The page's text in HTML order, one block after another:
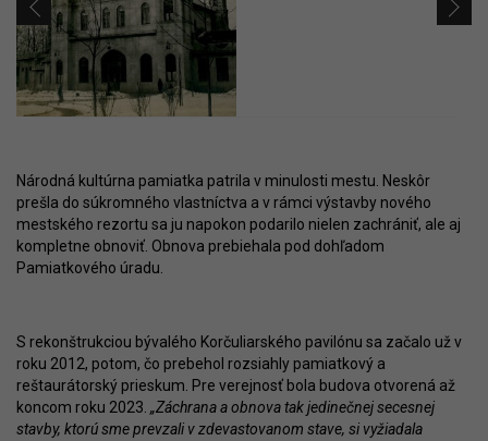
Národná kultúrna pamiatka patrila v minulosti mestu. Neskôr
prešla do súkromného vlastníctva a v rámci výstavby nového
mestského rezortu sa ju napokon podarilo nielen zachrániť, ale aj
kompletne obnoviť. Obnova prebiehala pod dohľadom
Pamiatkového úradu.
S rekonštrukciou bývalého Korčuliarského pavilónu sa začalo už v
roku 2012, potom, čo prebehol rozsiahly pamiatkový a
reštaurátorský prieskum. Pre verejnosť bola budova otvorená až
koncom roku 2023. „Záchrana a obnova tak jedinečnej secesnej
stavby, ktorú sme prevzali v zdevastovanom stave, si vyžiadala